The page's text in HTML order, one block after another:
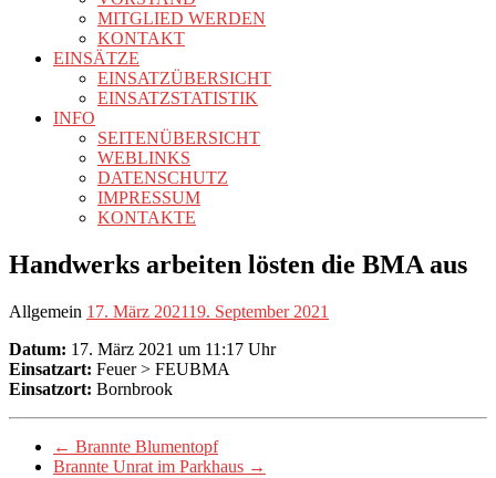
MITGLIED WERDEN
KONTAKT
EINSÄTZE
EINSATZÜBERSICHT
EINSATZSTATISTIK
INFO
SEITENÜBERSICHT
WEBLINKS
DATENSCHUTZ
IMPRESSUM
KONTAKTE
Handwerks arbeiten lösten die BMA aus
Allgemein 17. März 202119. September 2021
Datum: 17. März 2021 um 11:17 Uhr
Einsatzart: Feuer > FEUBMA
Einsatzort: Bornbrook
← Brannte Blumentopf
Brannte Unrat im Parkhaus →